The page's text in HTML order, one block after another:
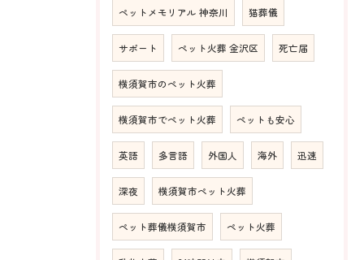
ペットメモリアル 神奈川 猫葬儀
サポート ペット火葬 金沢区 死亡届
横須賀市のペット火葬
横須賀市でペット火葬 ペットも安心
英語 多言語 外国人 海外 迅速
深夜 横須賀市ペット火葬
ペット葬儀横須賀市 ペット火葬